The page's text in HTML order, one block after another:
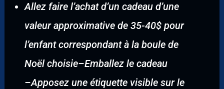
Allez faire l’achat d’un cadeau d’une
valeur approximative de 35-40$ pour
l’enfant correspondant à la boule de
Noël choisie–Emballez le cadeau
–Apposez une étiquette visible sur le